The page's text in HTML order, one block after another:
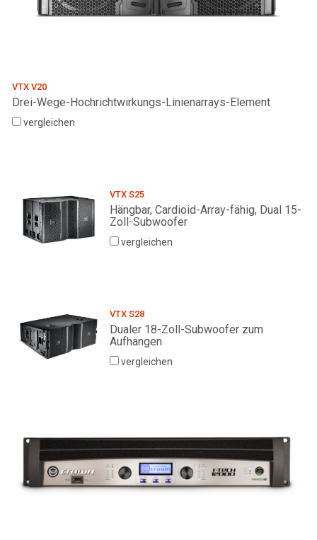
VTX V20
Drei-Wege-Hochrichtwirkungs-Linienarrays-Element
vergleichen
VTX S25
Hängbar, Cardioid-Array-fähig, Dual 15-
Zoll-Subwoofer
vergleichen
VTX S28
Dualer 18-Zoll-Subwoofer zum
Aufhängen
vergleichen